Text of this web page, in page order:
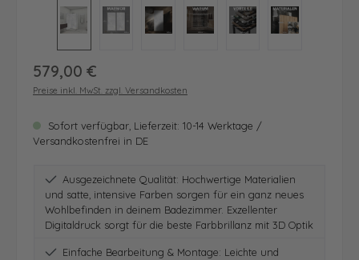
Regulärer Preis:
579,00 €
Preise inkl. MwSt. zzgl. Versandkosten
Sofort verfügbar, Lieferzeit: 10-14 Werktage /
Versandkostenfrei in DE
Ausgezeichnete Qualität: Hochwertige Materialien
und satte, intensive Farben sorgen für ein ganz neues
Wohlbefinden in deinem Badezimmer. Exzellenter
Digitaldruck sorgt für die beste Farbbrillanz mit 3D Optik
Einfache Bearbeitung & Montage: Leichte und